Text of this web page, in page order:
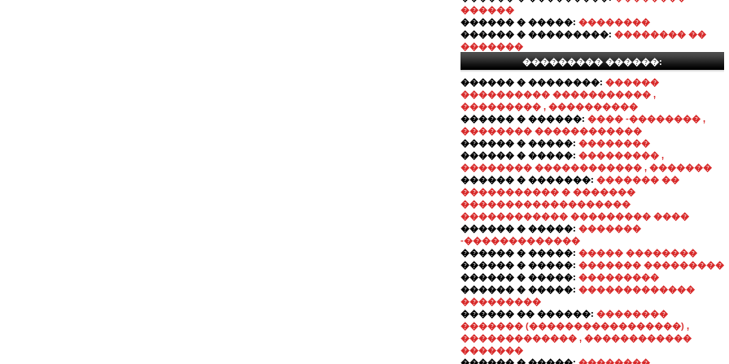
������
������ � �����: ��������
������ � ���������: �������� ��
�������
��������� ������:
������ � ��������: ������
���������� ����������� ,
��������� , ����������
������ � ������: ���� -�������� ,
�������� ������������
������ � �����: ��������
������ � �����: ��������� ,
�������� ������������ , �������
������ � �������: ������� ��
����������� � �������
�������������������
������������ ��������� ����
������ � �����: �������
-�������������
������ � �����: ����� ��������
������ � �����: ������� ���������
������ � �����: ���������
������ � �����: �������������
���������
������ �� ������: ��������
������� (�����������������) ,
������������� , ������������
�������